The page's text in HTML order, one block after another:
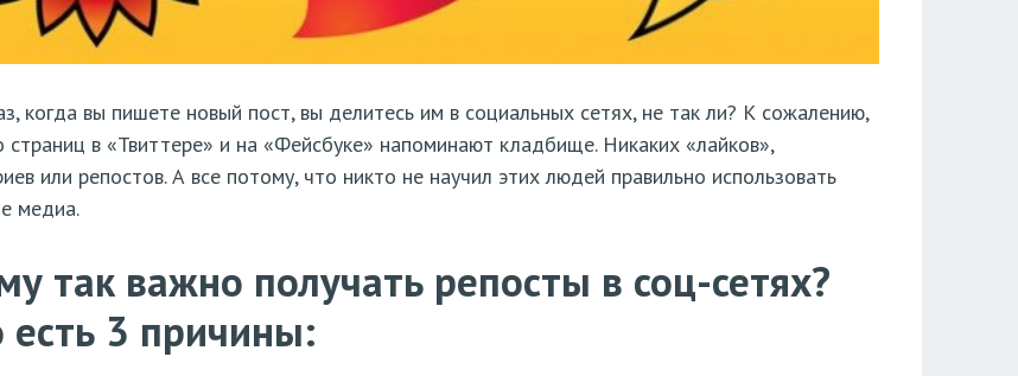
когда вы пишете новый пост, вы делитесь им в социальных сетях, не так ли? К сожалению,
страниц в «Твиттере» и на «Фейсбуке» напоминают кладбище. Никаких «лайков»,
или репостов. А все потому, что никто не научил этих людей правильно использовать
медиа.
так важно получать репосты в соц-сетях?
есть 3 причины: